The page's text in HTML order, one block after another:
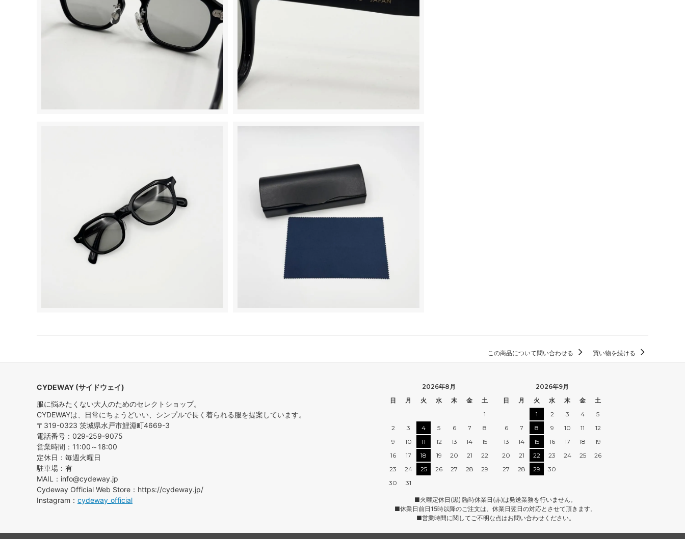
この商品について問い合わせる 買い物を続ける
CYDEWAY (サイドウェイ)
服に悩みたくない大人のためのセレクトショップ。
CYDEWAYは、日常にちょうどいい、シンプルで長く着られる服を提案しています。
〒319-0323 茨城県水戸市鯉淵町4669-3
電話番号：029-259-9075
営業時間：11:00～18:00
定休日：毎週火曜日
駐車場：有
MAIL：info@cydeway.jp
Cydeway Official Web Store：https://cydeway.jp/
Instagram： cydeway_official
2026年8月
日
月 火 水 木 金
土
1
2
3 4 5 6 7
8
9
10 11 12 13 14
15
16
17 18 19 20 21
22
23
24 25 26 27 28
29
30
31
2026年9月
日
月 火 水 木 金
土
1
2 3 4
5
6
7 8 9 10 11
12
13
14 15 16 17 18
19
20
21 22 23 24 25
26
27
28 29 30
■火曜定休日(黒) 臨時休業日(赤)は発送業務を行いません。
■休業日前日15時以降のご注文は、休業日翌日の対応とさせて頂きます。
■営業時間に関してご不明な点はお問い合わせください。